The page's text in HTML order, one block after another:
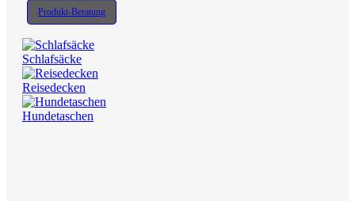
Produkt-Beratung
Schlafsäcke
Reisedecken
Hundetaschen